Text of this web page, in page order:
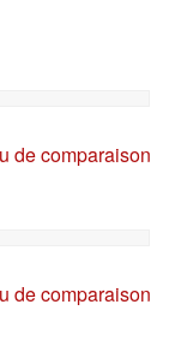
de comparaison
de comparaison